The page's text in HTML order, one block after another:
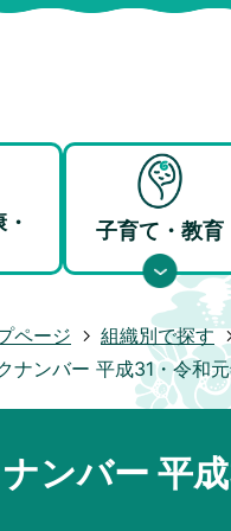
子育て・教育
ページ 組織別で探す
ナンバー 平成31・令和
ンバー 平成